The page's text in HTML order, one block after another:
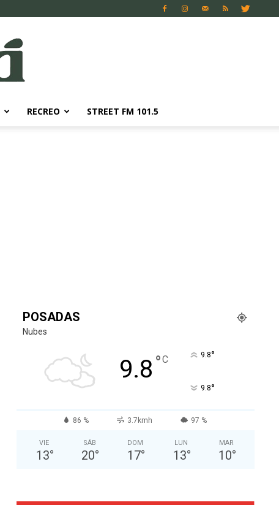
RECREO STREET FM 101.5
POSADAS
Nubes
9.8 °C 9.8°
9.8°
86 % 3.7kmh 97 %
VIE
13°
SÁB
20°
DOM
17°
LUN
13°
MAR
10°